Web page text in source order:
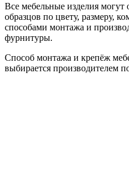
Все мебельные изделия могут
образцов по цвету, размеру,
способами монтажа и
фурнитуры.
Способ монтажа и крепёж
выбирается производителем